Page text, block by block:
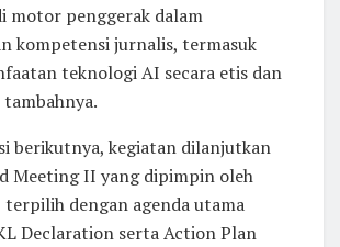
motor penggerak dalam
kompetensi jurnalis, termasuk
teknologi AI secara etis dan
berikutnya, kegiatan dilanjutkan
Meeting II yang dipimpin oleh
terpilih dengan agenda utama
Declaration serta Action Plan